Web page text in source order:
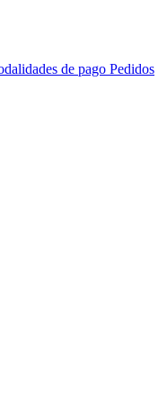
de pago Pedidos